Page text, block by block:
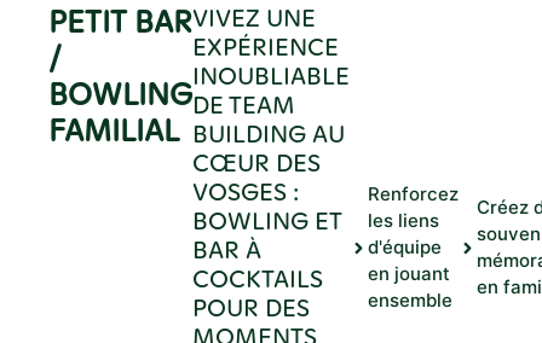
PETIT BAR
/
BOWLING
FAMILIAL
VIVEZ UNE
EXPÉRIENCE
INOUBLIABLE
DE TEAM
BUILDING AU
CŒUR DES
VOSGES :
BOWLING ET
BAR À
COCKTAILS
POUR DES
Renforcez
les liens
d'équipe
en jouant
ensemble
Créez
en